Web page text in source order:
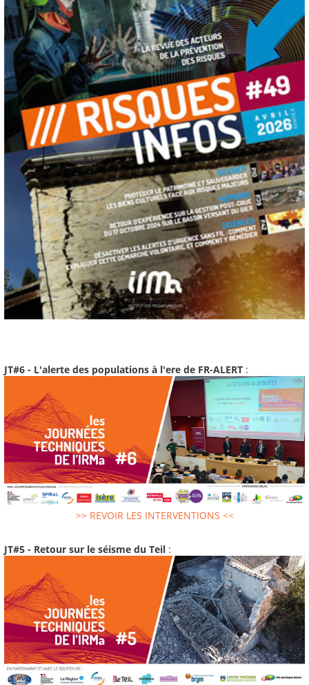
JT#6 - L'alerte des populations à l'ere de FR-ALERT :
>> REVOIR LES INTERVENTIONS <<
JT#5 - Retour sur le séisme du Teil :